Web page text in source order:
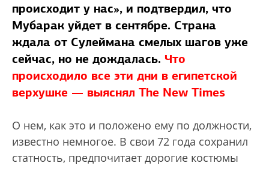
происходит у нас», и подтвердил, что
Мубарак уйдет в сентябре. Страна
ждала от Сулеймана смелых шагов уже
сейчас, но не дождалась. Что
происходило все эти дни в египетской
верхушке — выяснял The New Times
О нем, как это и положено ему по должности,
известно немногое. В свои 72 года сохранил
статность, предпочитает дорогие костюмы